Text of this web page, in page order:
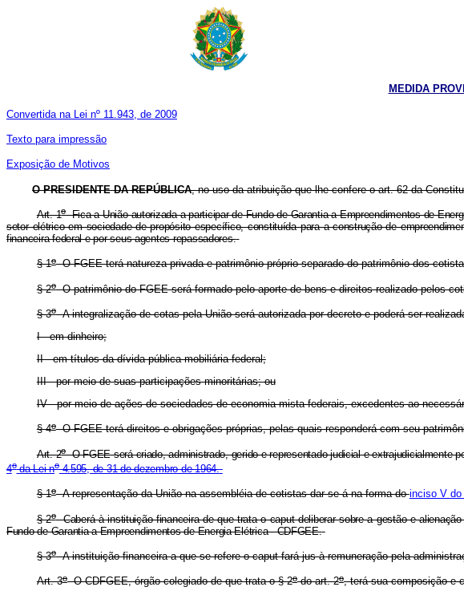
MEDIDA
Convertida na Lei nº 11.943, de 2009
Texto para impressão
Exposição de Motivos
O PRESIDENTE DA REPÚBLICA, no uso da atribuição que lhe confere o art. 62 da
Art. 1oFica a União autorizada a participar de Fundo de Garantia a Empreendimentos de
setor elétrico em sociedade de propósito específico, constituída para a construção de
financeira federal e por seus agentes repassadores.
§ 1oO FGEE terá natureza privada e patrimônio próprio separado do patrimônio dos
§ 2oO patrimônio do FGEE será formado pelo aporte de bens e direitos realizado pelos
§ 3oA integralização de cotas pela União será autorizada por decreto e poderá ser
I - em dinheiro;
II - em títulos da dívida pública mobiliária federal;
III - por meio de suas participações minoritárias; ou
IV - por meio de ações de sociedades de economia mista federais, excedentes ao
§ 4oO FGEE terá direitos e obrigações próprias, pelas quais responderá com seu
Art. 2oO FGEE será criado, administrado, gerido e representado judicial e extrajudicialmente
4oda Lei no4.595, de 31 de dezembro de 1964.
§ 1oA representação da União na assembléia de cotistas dar-se-á na forma doinciso V do
§ 2oCaberá à instituição financeira de que trata o caput deliberar sobre a gestão e
Fundo de Garantia a Empreendimentos de Energia Elétrica - CDFGEE.
§ 3oA instituição financeira a que se refere o caput fará jus à remuneração pela
Art. 3oO CDFGEE, órgão colegiado de que trata o § 2odo art. 2o, terá sua composição e